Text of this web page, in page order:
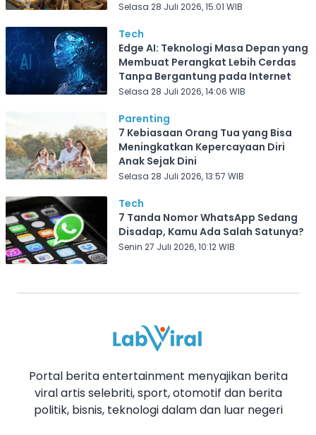
Selasa 28 Juli 2026, 15:01 WIB
Tech
Edge AI: Teknologi Masa Depan yang
Membuat Perangkat Lebih Cerdas
Tanpa Bergantung pada Internet
Selasa 28 Juli 2026, 14:06 WIB
Parenting
7 Kebiasaan Orang Tua yang Bisa
Meningkatkan Kepercayaan Diri
Anak Sejak Dini
Selasa 28 Juli 2026, 13:57 WIB
Tech
7 Tanda Nomor WhatsApp Sedang
Disadap, Kamu Ada Salah Satunya?
Senin 27 Juli 2026, 10:12 WIB
Portal berita entertainment menyajikan berita
viral artis selebriti, sport, otomotif dan berita
politik, bisnis, teknologi dalam dan luar negeri